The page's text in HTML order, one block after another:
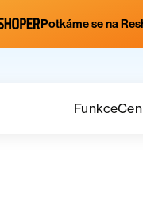
Potkáme se na
Funkce